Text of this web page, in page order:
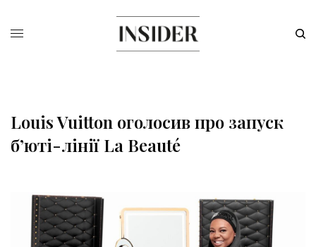
Louis Vuitton оголосив про запуск
б’юті-лінії La Beauté